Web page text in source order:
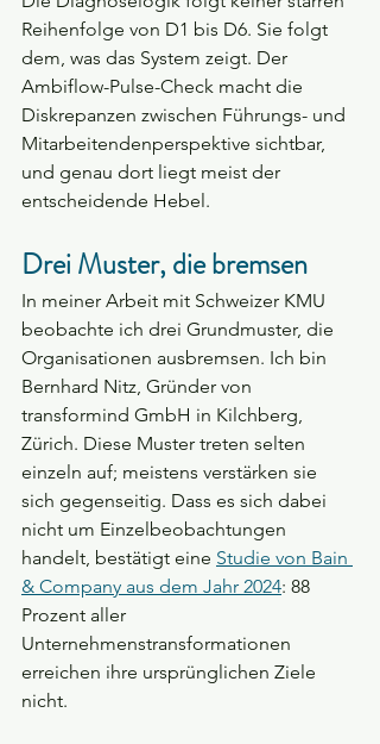
Reihenfolge von D1 bis D6. Sie folgt
dem, was das System zeigt. Der
Ambiflow-Pulse-Check macht die
Diskrepanzen zwischen Führungs- und
Mitarbeitendenperspektive sichtbar,
und genau dort liegt meist der
entscheidende Hebel.
Drei Muster, die bremsen
In meiner Arbeit mit Schweizer KMU
beobachte ich drei Grundmuster, die
Organisationen ausbremsen. Ich bin
Bernhard Nitz, Gründer von
transformind GmbH in Kilchberg,
Zürich. Diese Muster treten selten
einzeln auf; meistens verstärken sie
sich gegenseitig. Dass es sich dabei
nicht um Einzelbeobachtungen
handelt, bestätigt eine Studie von Bain
& Company aus dem Jahr 2024: 88
Prozent aller
Unternehmenstransformationen
erreichen ihre ursprünglichen Ziele
nicht.